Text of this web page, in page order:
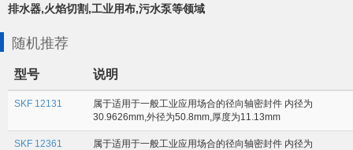
排水器,火焰切割,工业用布,污水泵等领域
随机推荐
型号 说明
SKF 12131
属于适用于一般工业应用场合的径向轴密封件 内径为
30.9626mm,外径为50.8mm,厚度为11.13mm
SKF 12361
属于适用于一般工业应用场合的径向轴密封件 内径为